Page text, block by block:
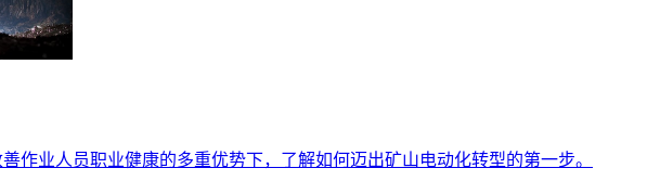
作业人员职业健康的多重优势下，了解如何迈出矿山电动化转型的第一步。